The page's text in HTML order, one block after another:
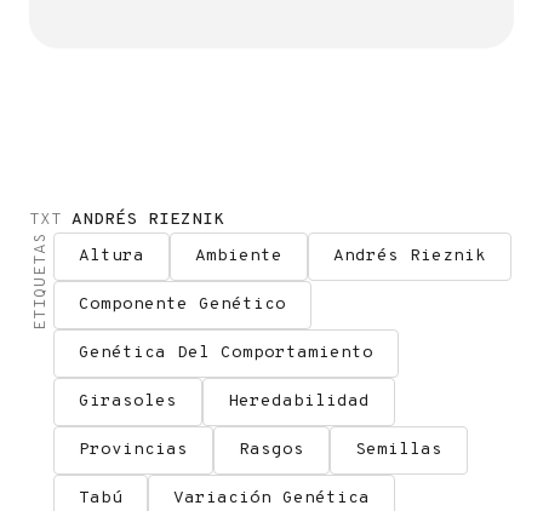
TXT ANDRÉS RIEZNIK
ETIQUETAS Altura Ambiente Andrés Rieznik
Componente Genético
Genética Del Comportamiento
Girasoles Heredabilidad
Provincias Rasgos Semillas
Tabú Variación Genética